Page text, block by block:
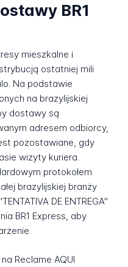
BR1
mieszkalne i
ostatniej mili
Na podstawie
na brazylijskiej
dostawy są
adresem odbiorcy,
pozostawiane, gdy
wizyty kuriera.
protokołem
brazylijskiej branży
DE ENTREGA"
BR1 Express, aby
Reclame AQUI